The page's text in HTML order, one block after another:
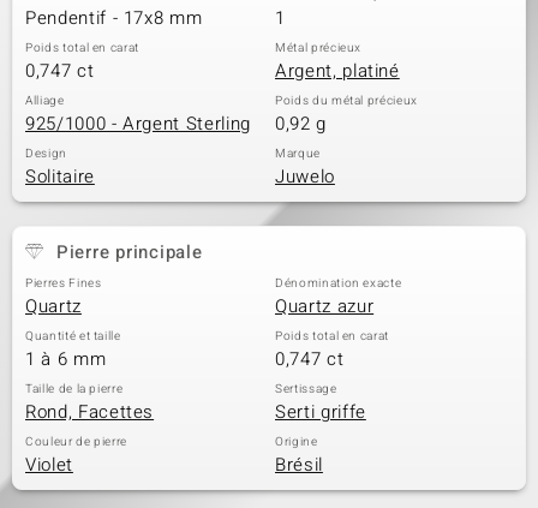
Pendentif - 17x8 mm 1
Poids total en carat
0,747 ct
Métal précieux
Argent, platiné
Alliage
925/1000 - Argent Sterling
Poids du métal précieux
0,92 g
Design
Solitaire
Marque
Juwelo
Pierre principale
Pierres Fines
Quartz
Dénomination exacte
Quartz azur
Quantité et taille
1 à 6 mm
Poids total en carat
0,747 ct
Taille de la pierre
Rond, Facettes
Sertissage
Serti griffe
Couleur de pierre
Violet
Origine
Brésil